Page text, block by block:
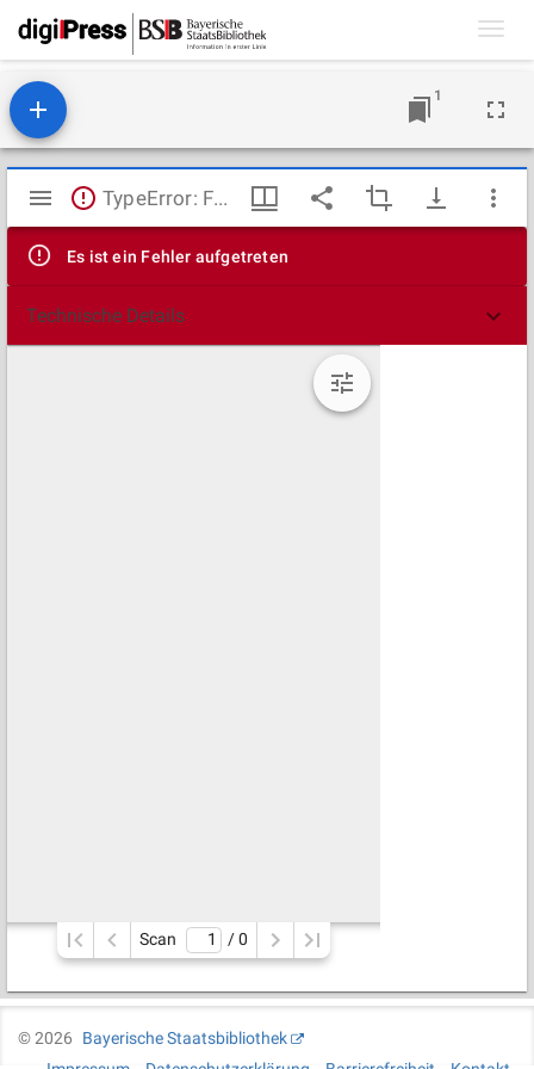
1
Mirador
Viewer
TypeError: Failed to fetch
Es ist ein Fehler aufgetreten
Technische Details
Scan / 0
©2026
Bayerische Staatsbibliothek